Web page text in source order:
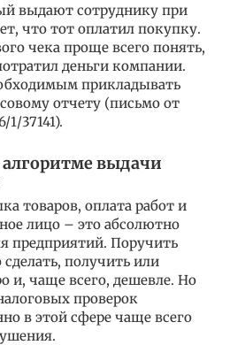
выдают сотруднику при
что тот оплатил покупку.
чека проще всего понять,
деньги компании.
прикладывать
отчету (письмо от
37141).
выдачи
товаров, оплата работ и
лицо – это абсолютно
предприятий. Поручить
получить или
и, чаще всего, дешевле. Но
проверок
в этой сфере чаще всего